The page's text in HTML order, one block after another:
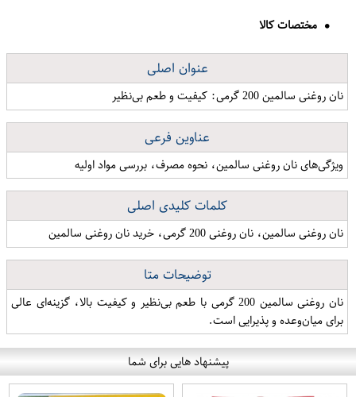
مختصات کالا
عنوان اصلی
نان روغنی سالمین 200 گرمی: کیفیت و طعم بی‌نظیر
عناوین فرعی
ویژگی‌های نان روغنی سالمین، نحوه مصرف، بررسی مواد اولیه
کلمات کلیدی اصلی
نان روغنی سالمین، نان روغنی 200 گرمی، خرید نان روغنی سالمین
توضیحات متا
نان روغنی سالمین 200 گرمی با طعم بی‌نظیر و کیفیت بالا، گزینه‌ای عالی
برای میان‌وعده و پذیرایی است.
پیشنهاد هایی برای شما